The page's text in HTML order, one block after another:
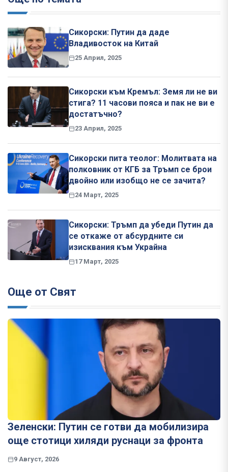
Сикорски: Путин да даде
Владивосток на Китай
25 Април, 2025
Сикорски към Кремъл: Земя ли не ви
стига? 11 часови пояса и пак не ви е
достатъчно?
23 Април, 2025
Сикорски пита теолог: Молитвата на
полковник от КГБ за Тръмп се брои
двойно или изобщо не се зачита?
24 Март, 2025
Сикорски: Тръмп да убеди Путин да
се откаже от абсурдните си
изисквания към Украйна
17 Март, 2025
Още от Свят
Зеленски: Путин се готви да мобилизира
още стотици хиляди руснаци за фронта
9 Август, 2026